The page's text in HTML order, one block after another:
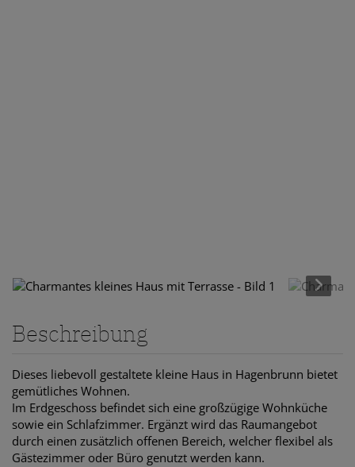
Beschreibung
Dieses liebevoll gestaltete kleine Haus in Hagenbrunn bietet
gemütliches Wohnen.
Im Erdgeschoss befindet sich eine großzügige Wohnküche
sowie ein Schlafzimmer. Ergänzt wird das Raumangebot
durch einen zusätzlich offenen Bereich, welcher flexibel als
Gästezimmer oder Büro genutzt werden kann.